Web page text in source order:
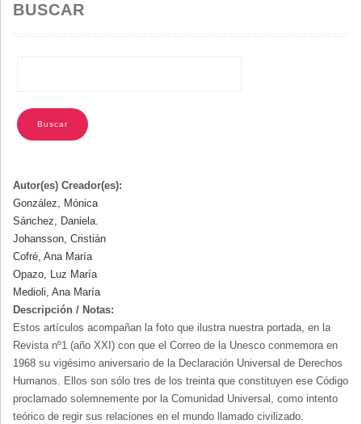
BUSCAR
Autor(es) Creador(es):
González, Mónica
Sánchez, Daniela.
Johansson, Cristián
Cofré, Ana María
Opazo, Luz María
Medioli, Ana María
Descripción / Notas:
Estos artículos acompañan la foto que ilustra nuestra portada, en la
Revista nº1 (año XXI) con que el Correo de la Unesco conmemora en
1968 su vigésimo aniversario de la Declaración Universal de Derechos
Humanos. Ellos son sólo tres de los treinta que constituyen ese Código
proclamado solemnemente por la Comunidad Universal, como intento
teórico de regir sus relaciones en el mundo llamado civilizado.